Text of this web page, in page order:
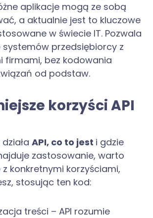
aplikacje mogą ze sobą
a aktualnie jest to kluczowe
w świecie IT. Pozwala
przedsiębiorcy z
firmami, bez kodowania
od podstaw.
korzyści API
działaAPI, co to jest i gdzie
zastosowanie, warto
konkretnymi korzyściami,
stosując ten kod:
treści – API rozumie